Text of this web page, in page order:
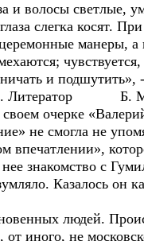
и волосы светлые,
слегка косят.
манеры, а
и подшутить»,
. Литератор Б.
очерке
не смогла не
впечатлении»,
знакомство с
Казалось он
людей.
от иного, не